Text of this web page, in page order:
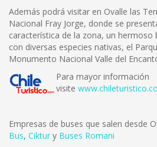
Además podrá visitar en Ovalle las
Nacional Fray Jorge, donde se
característica de la zona, un hermoso
con diversas especies nativas, el
Monumento Nacional Valle del
Para mayor información
visite
Empresas de buses que salen desde
Bus, Ciktur y Buses Romani